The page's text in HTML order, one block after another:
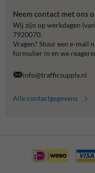
Neem contact met ons
Wij zijn op werkdagen
7920070.
Vragen? Stuur een e-mail
formulier in en we
info@trafficsupply.nl
Alle contactgegevens